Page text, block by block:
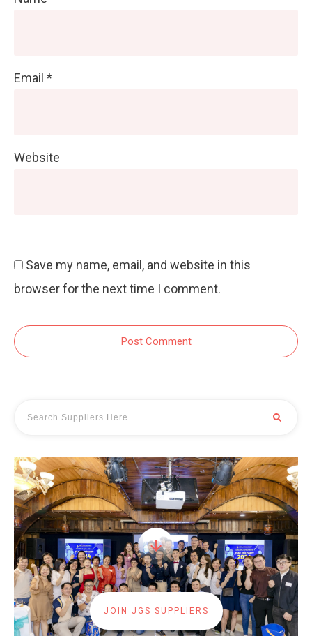
Email *
Website
Save my name, email, and website in this
browser for the next time I comment.
Post Comment
JOIN JGS SUPPLIERS